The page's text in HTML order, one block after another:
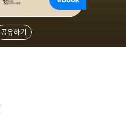
공유하기